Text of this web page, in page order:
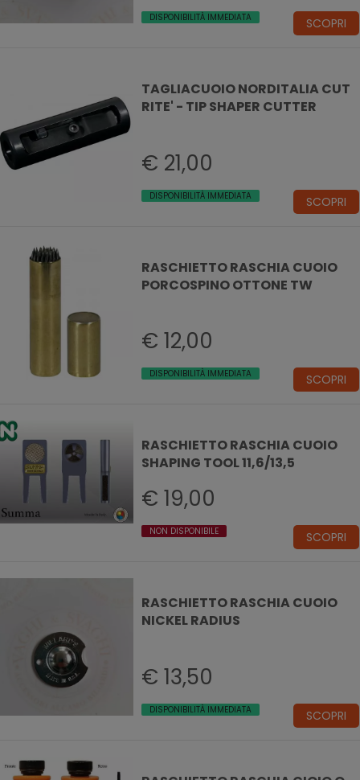
DISPONIBILITÀ IMMEDIATA SCOPRI
TAGLIACUOIO NORDITALIA CUT
RITE' - TIP SHAPER CUTTER
€ 21,00
DISPONIBILITÀ IMMEDIATA SCOPRI
RASCHIETTO RASCHIA CUOIO
PORCOSPINO OTTONE TW
€ 12,00
DISPONIBILITÀ IMMEDIATA SCOPRI
RASCHIETTO RASCHIA CUOIO
SHAPING TOOL 11,6/13,5
€ 19,00
NON DISPONIBILE SCOPRI
RASCHIETTO RASCHIA CUOIO
NICKEL RADIUS
€ 13,50
DISPONIBILITÀ IMMEDIATA SCOPRI